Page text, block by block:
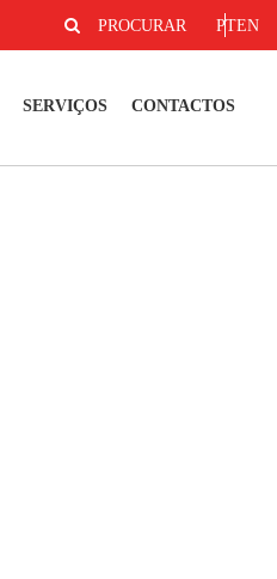
EN
PT
PROCURAR
SERVIÇOS CONTACTOS